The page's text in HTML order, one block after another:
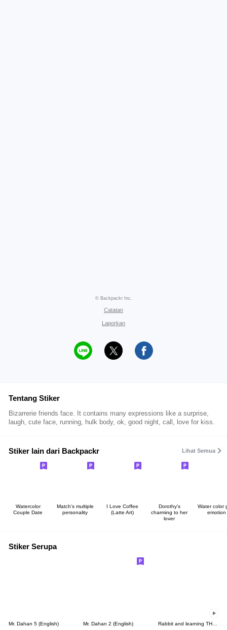
© Backpackr Inc.
Catatan
Laporkan
Tentang Stiker
Bizarrerie friends face. It contains many expressions like a surprise,
laugh, cute face, running, hulk body, ok, good night, call, love for kiss.
Stiker lain dari Backpackr Lihat Semua
Watercolor
Couple Date
Match's multiple
personality
I Love Coffee
(Latte Art)
Dorothy's
charming to her
lover
Water color
emotion
Stiker Serupa
Mr. Dahan 5 (English) Mr. Dahan 2 (English) Rabbit and learning TH-KR THAI-KOREA